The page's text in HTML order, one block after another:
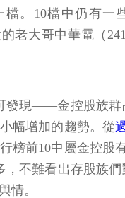
檔。10檔中仍有一
老大哥中華電（
發現——金控股族群
幅增加的趨勢。從
榜前10中屬金控股
，不難看出存股族
情。